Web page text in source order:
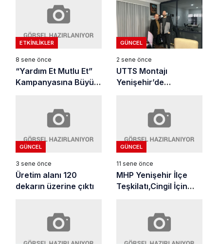
ETKINLIKLER
8 sene önce
“Yardım Et Mutlu Et”
Kampanyasına Büyük
GÜNCEL
2 sene önce
UTTS Montajı
Yenişehir’de
GÜNCEL
3 sene önce
Üretim alanı 120
dekarın üzerine çıktı
GÜNCEL
11 sene önce
MHP Yenişehir İlçe
Teşkilatı,Cingil İçin